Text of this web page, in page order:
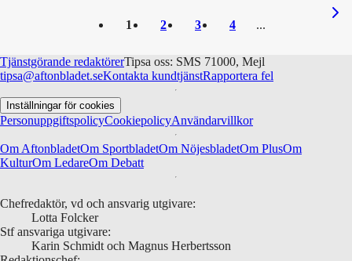
1 2 3 4
Tjänstgörande redaktörerTipsa oss: SMS 71000, Mejl
tipsa@aftonbladet.seKontakta kundtjänstRapportera fel
Inställningar för cookies
PersonuppgiftspolicyCookiepolicyAnvändarvillkor
Om AftonbladetOm SportbladetOm NöjesbladetOm PlusOm
KulturOm LedareOm Debatt
Chefredaktör, vd och ansvarig utgivare:
Lotta Folcker
Stf ansvariga utgivare:
Karin Schmidt och Magnus Herbertsson